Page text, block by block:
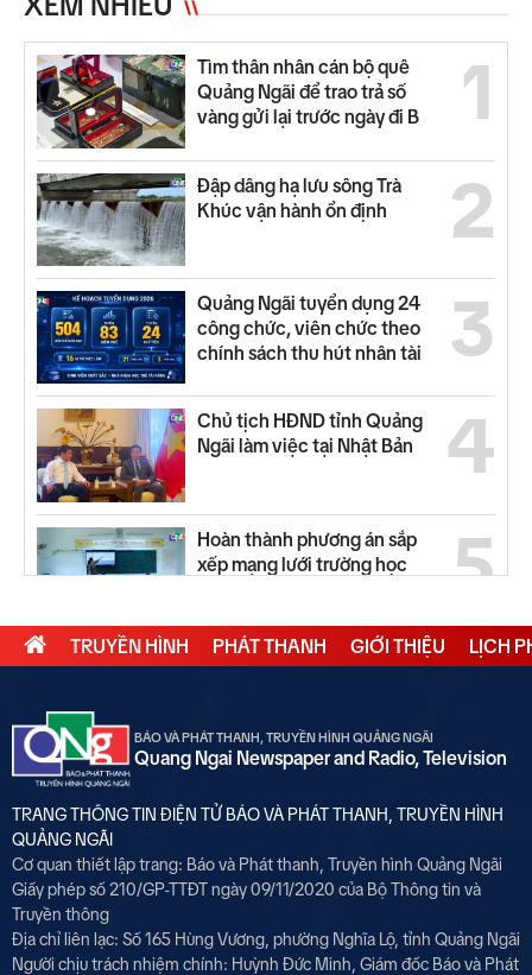
1
Tìm thân nhân cán bộ quê
Quảng Ngãi để trao trả số
vàng gửi lại trước ngày đi B
2
Đập dâng hạ lưu sông Trà
Khúc vận hành ổn định
3
Quảng Ngãi tuyển dụng 24
công chức, viên chức theo
chính sách thu hút nhân tài
4
Chủ tịch HĐND tỉnh Quảng
Ngãi làm việc tại Nhật Bản
5
Hoàn thành phương án sắp
xếp mạng lưới trường học
6
Tỉnh ủy gặp mặt cán bộ được
7
Bình minh trên chợ nổi An Phú
8
Họp báo xử lý sai phạm điểm
TRUYỀN HÌNH PHÁT THANH GIỚI THIỆU LỊCH
BÁO VÀ PHÁT THANH, TRUYỀN HÌNH QUẢNG NGÃI
Quang Ngai Newspaper and Radio, Television
TRANG THÔNG TIN ĐIỆN TỬ BÁO VÀ PHÁT THANH, TRUYỀN HÌNH
QUẢNG NGÃI
Cơ quan thiết lập trang: Báo và Phát thanh, Truyền hình Quảng Ngãi
Giấy phép số 210/GP-TTĐT ngày 09/11/2020 của Bộ Thông tin và
Truyền thông
Địa chỉ liên lạc: Số 165 Hùng Vương, phường Nghĩa Lộ, tỉnh Quảng Ngãi
Người chịu trách nhiệm chính: Huỳnh Đức Minh, Giám đốc Báo và Phát